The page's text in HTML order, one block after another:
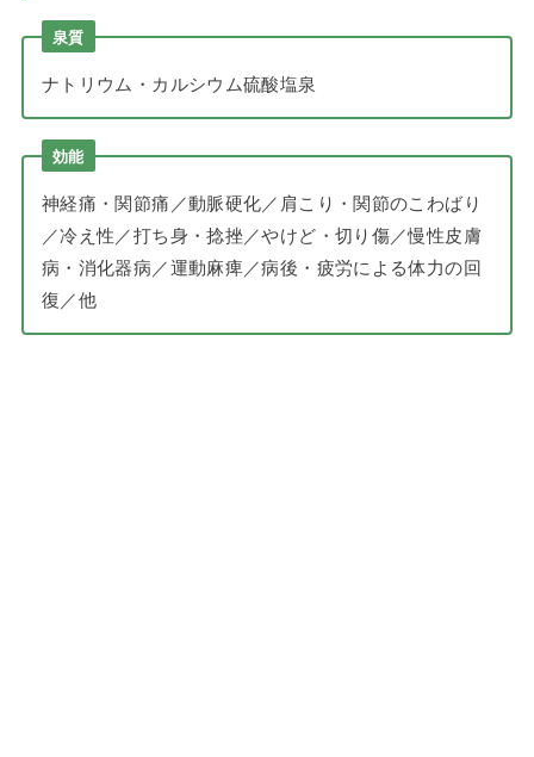
泉質
ナトリウム・カルシウム硫酸塩泉
効能
神経痛・関節痛／動脈硬化／肩こり・関節のこわばり
／冷え性／打ち身・捻挫／やけど・切り傷／慢性皮膚
病・消化器病／運動麻痺／病後・疲労による体力の回
復／他